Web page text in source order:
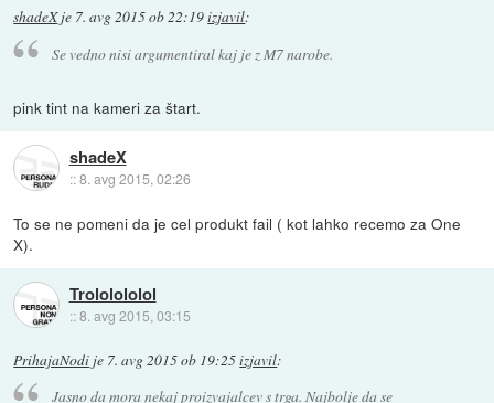
shadeXje 7. avg 2015 ob 22:19izjavil:
Se vedno nisi argumentiral kaj je z M7 narobe.
pink tint na kameri za štart.
shadeX
::8. avg 2015, 02:26
To se ne pomeni da je cel produkt fail ( kot lahko recemo za One
X).
Trololololol
::8. avg 2015, 03:15
PrihajaNodi je 7. avg 2015 ob 19:25izjavil:
Jasno da mora nekaj proizvajalcev s trga. Najbolje da se